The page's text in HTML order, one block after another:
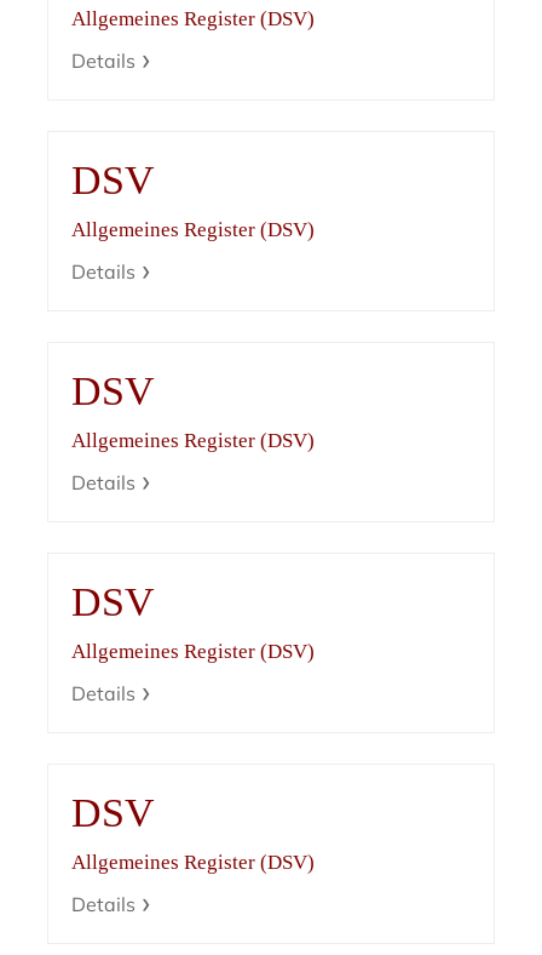
Allgemeines Register (DSV)
Details
DSV
Allgemeines Register (DSV)
Details
DSV
Allgemeines Register (DSV)
Details
DSV
Allgemeines Register (DSV)
Details
DSV
Allgemeines Register (DSV)
Details